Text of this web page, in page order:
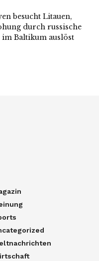
besucht Litauen,
durch russische
Baltikum auslöst